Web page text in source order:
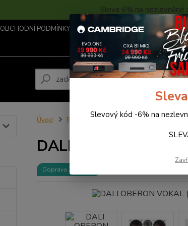
Sleva 6% na nezlevněné
OBCHODNÍ PODMÍNKY ... KONTAKTY O NÁS
Úvod Reprosoustavy DALI OBERON
DALI OBERON
Doprava ZDARMA
Slevový kód -6% na